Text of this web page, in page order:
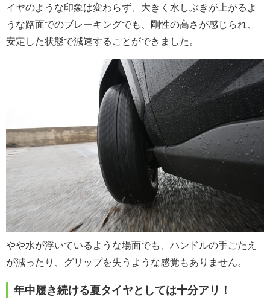
イヤのような印象は変わらず、大きく水しぶきが上がるよ
うな路面でのブレーキングでも、剛性の高さが感じられ、
安定した状態で減速することができました。
やや水が浮いているような場面でも、ハンドルの手ごたえ
が減ったり、グリップを失うような感覚もありません。
年中履き続ける夏タイヤとしては十分アリ！